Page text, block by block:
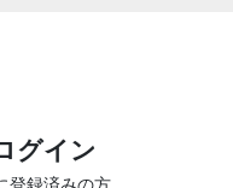
グイン